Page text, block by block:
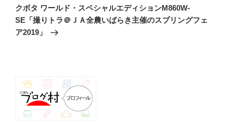
ー
シ
ョ
の
投
稿
クボタ ワールド・スペシャルエディションM860W-
SE「撮りトラ＠ＪＡ全農いばらき主催のスプリングフェ
ア2019」